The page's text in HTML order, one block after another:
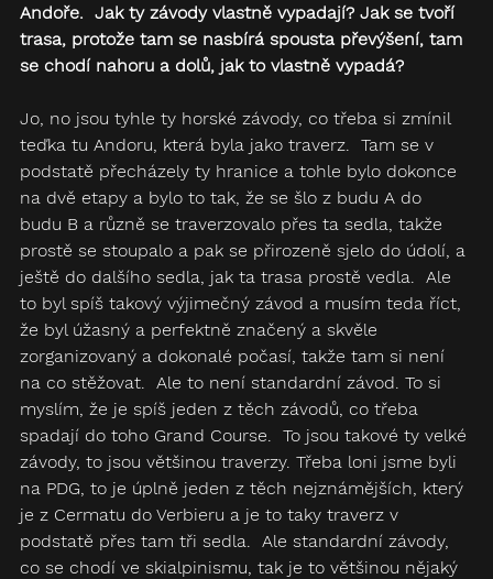
Andoře.  Jak ty závody vlastně vypadají? Jak se tvoří
trasa, protože tam se nasbírá spousta převýšení, tam
se chodí nahoru a dolů, jak to vlastně vypadá?
Jo, no jsou tyhle ty horské závody, co třeba si zmínil
teďka tu Andoru, která byla jako traverz.  Tam se v
podstatě přecházely ty hranice a tohle bylo dokonce
na dvě etapy a bylo to tak, že se šlo z budu A do
budu B a různě se traverzovalo přes ta sedla, takže
prostě se stoupalo a pak se přirozeně sjelo do údolí, a
ještě do dalšího sedla, jak ta trasa prostě vedla.  Ale
to byl spíš takový výjimečný závod a musím teda říct,
že byl úžasný a perfektně značený a skvěle
zorganizovaný a dokonalé počasí, takže tam si není
na co stěžovat.  Ale to není standardní závod. To si
myslím, že je spíš jeden z těch závodů, co třeba
spadají do toho Grand Course.  To jsou takové ty velké
závody, to jsou většinou traverzy. Třeba loni jsme byli
na PDG, to je úplně jeden z těch nejznámějších, který
je z Cermatu do Verbieru a je to taky traverz v
podstatě přes tam tři sedla.  Ale standardní závody,
co se chodí ve skialpinismu, tak je to většinou nějaký